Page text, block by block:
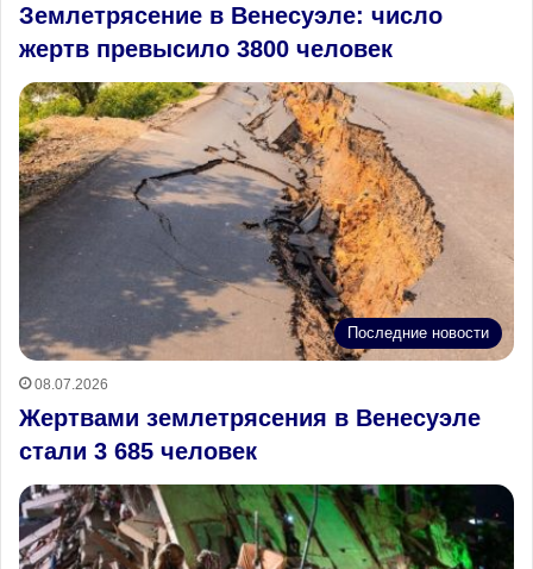
Землетрясение в Венесуэле: число
жертв превысило 3800 человек
Последние новости
08.07.2026
Жертвами землетрясения в Венесуэле
стали 3 685 человек